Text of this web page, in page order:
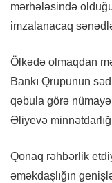
mərhələsində
imzalanacaq
Ölkədə olmaqdan
Bankı Qrupunun
qəbula görə
Əliyevə
Qonaq rəhbərlik
əməkdaşlığın